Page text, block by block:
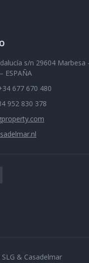
s/n 29604 Marbesa
ESPAÑA
677 670 480
952 830 378
& Casadelmar